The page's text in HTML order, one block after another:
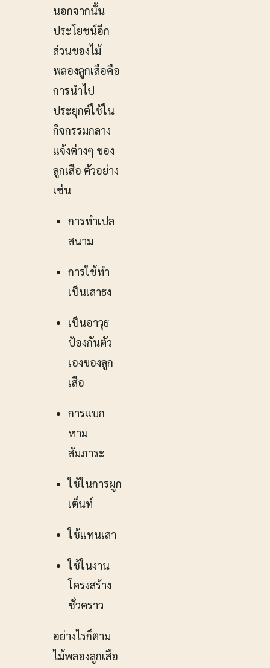
นอกจากนั้น
ประโยชน์อีก
ส่วนของไม้
พลองลูกเสือคือ
การนำไป
ประยุกต์ใช้ใน
กิจกรรมกลาง
แจ้งต่างๆ ของ
ลูกเสือ ตัวอย่าง
เช่น
การทำเปล
สนาม
การใช้ทำ
เป็นเสาธง
เป็นอาวุธ
ป้องกันตัว
เองของลูก
เสือ
การแบก
หาม
สัมภาระ
ใช้ในการผูก
เต็นท์
ใช้แทนเสา
ใช้ในงาน
โครงสร้าง
ชั่วคราว
อย่างไรก็ตาม
ไม้พลองลูกเสือ